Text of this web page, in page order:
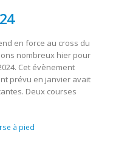
en force au cross du
nombreux hier pour
Cet évènement
prévu en janvier avait
Deux courses
à pied